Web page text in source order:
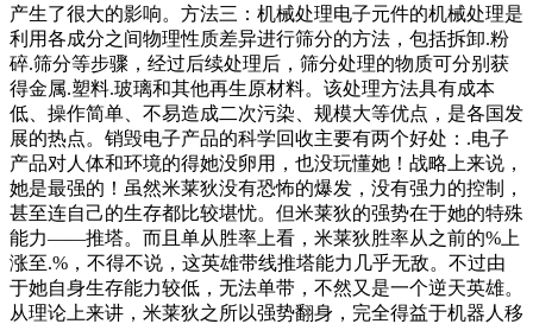
产生了很大的影响。方法三：机械处理电子元件的机械处理是
利用各成分之间物理性质差异进行筛分的方法，包括拆卸.粉
碎.筛分等步骤，经过后续处理后，筛分处理的物质可分别获
得金属.塑料.玻璃和其他再生原材料。该处理方法具有成本
低、操作简单、不易造成二次污染、规模大等优点，是各国发
展的热点。销毁电子产品的科学回收主要有两个好处：.电子
产品对人体和环境的得她没卵用，也没玩懂她！战略上来说，
她是最强的！虽然米莱狄没有恐怖的爆发，没有强力的控制，
甚至连自己的生存都比较堪忧。但米莱狄的强势在于她的特殊
能力——推塔。而且单从胜率上看，米莱狄胜率从之前的%上
涨至.%，不得不说，这英雄带线推塔能力几乎无敌。不过由
于她自身生存能力较低，无法单带，不然又是一个逆天英雄。
从理论上来讲，米莱狄之所以强势翻身，完全得益于机器人移